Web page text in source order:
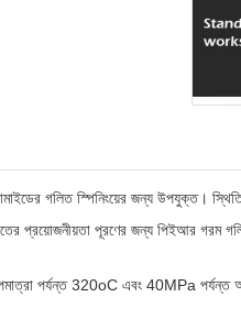
গলিত স্পিনিংয়ের জন্য উপযুক্ত।
প্রয়োজনীয়তা পূরণের জন্য পিইআর গরম
পর্যন্ত 320oC এবং 40MPa পর্যন্ত